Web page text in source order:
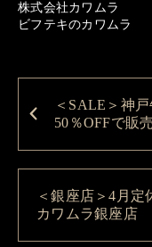
株式会社カワムラ
ビフテキのカワムラ
＜SALE＞神
50％OFFで販
＜銀座店＞4月
カワムラ銀座店